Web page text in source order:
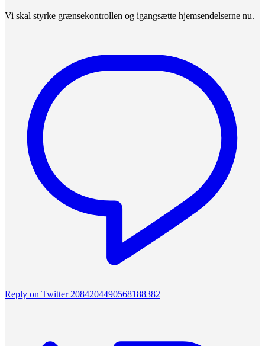
Vi skal styrke grænsekontrollen og igangsætte hjemsendelserne nu.
Reply on Twitter 2084204490568188382